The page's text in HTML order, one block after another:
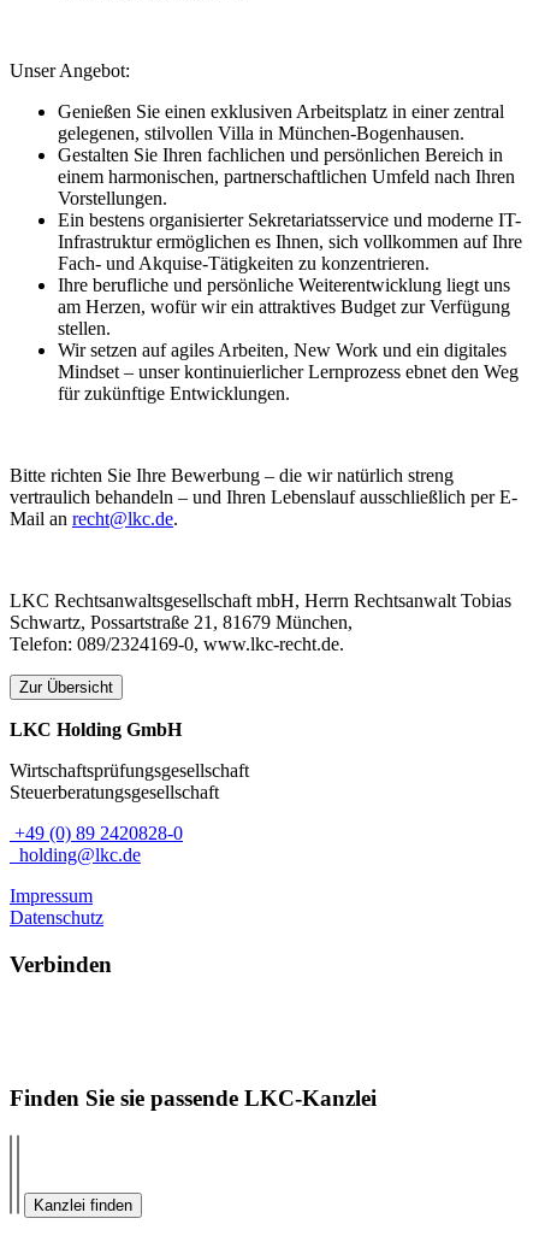
Unser Angebot:
Genießen Sie einen exklusiven Arbeitsplatz in einer zentral
gelegenen, stilvollen Villa in München-Bogenhausen.
Gestalten Sie Ihren fachlichen und persönlichen Bereich in
einem harmonischen, partnerschaftlichen Umfeld nach Ihren
Vorstellungen.
Ein bestens organisierter Sekretariatsservice und moderne IT-
Infrastruktur ermöglichen es Ihnen, sich vollkommen auf Ihre
Fach- und Akquise-Tätigkeiten zu konzentrieren.
Ihre berufliche und persönliche Weiterentwicklung liegt uns
am Herzen, wofür wir ein attraktives Budget zur Verfügung
stellen.
Wir setzen auf agiles Arbeiten, New Work und ein digitales
Mindset – unser kontinuierlicher Lernprozess ebnet den Weg
für zukünftige Entwicklungen.
Bitte richten Sie Ihre Bewerbung – die wir natürlich streng
vertraulich behandeln – und Ihren Lebenslauf ausschließlich per E-
Mail an recht@lkc.de.
LKC Rechtsanwaltsgesellschaft mbH, Herrn Rechtsanwalt Tobias
Schwartz, Possartstraße 21, 81679 München,
Telefon: 089/2324169-0, www.lkc-recht.de.
Zur Übersicht
LKC Holding GmbH
Wirtschaftsprüfungsgesellschaft
Steuerberatungsgesellschaft
+49 (0) 89 2420828-0
holding@lkc.de
Impressum
Datenschutz
Verbinden
Finden Sie sie passende LKC-Kanzlei
Kanzlei finden